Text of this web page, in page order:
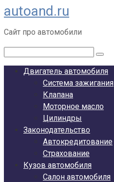
Перейти
к
контенту
autoand.ru
Сайт про автомобили
Двигатель автомобиля
Система зажигания
Клапана
Моторное масло
Цилиндры
Законодательство
Автокредитование
Страхование
Кузов автомобиля
Салон автомобиля